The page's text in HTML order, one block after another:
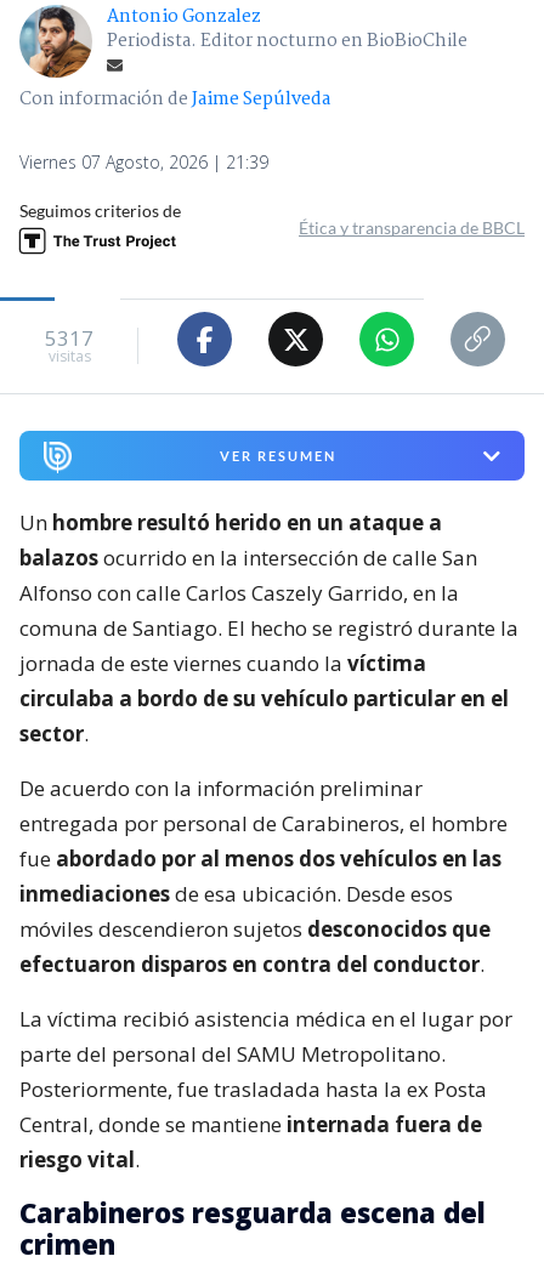
Antonio Gonzalez
Periodista. Editor nocturno en BioBioChile
Con información deJaime Sepúlveda
Viernes 07 Agosto, 2026 | 21:39
Seguimos criterios de
Ética y transparencia de BBCL
5317
visitas
VER RESUMEN
Un hombre resultó herido en un ataque a
balazosocurrido en la intersección de calle San
Alfonso con calle Carlos Caszely Garrido, en la
comuna de Santiago. El hecho se registró durante la
jornada de este viernes cuando la víctima
circulaba a bordo de su vehículo particular en el
sector.
De acuerdo con la información preliminar
entregada por personal de Carabineros, el hombre
fue abordado por al menos dos vehículos en las
inmediacionesde esa ubicación. Desde esos
móviles descendieron sujetos desconocidos que
efectuaron disparos en contra del conductor.
La víctima recibió asistencia médica en el lugar por
parte del personal del SAMU Metropolitano.
Posteriormente, fue trasladada hasta la ex Posta
Central, donde se mantiene internada fuera de
riesgo vital.
Carabineros resguarda escena del
crimen